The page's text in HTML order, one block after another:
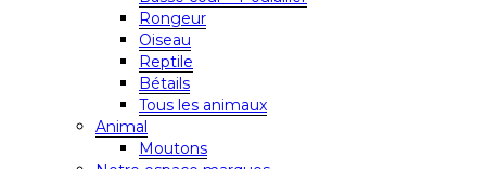
Rongeur
Oiseau
Reptile
Bétails
Tous les animaux
Animal
Moutons